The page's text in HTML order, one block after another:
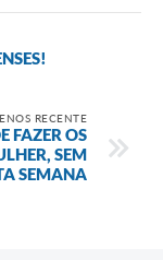
RECENTE
FAZER OS
SEM
SEMANA